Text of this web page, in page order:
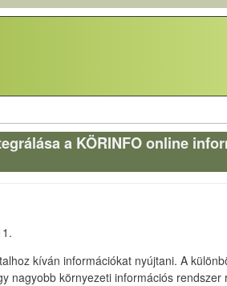
a KÖRINFO online
kíván információkat nyújtani. A
nagyobb környezeti információs